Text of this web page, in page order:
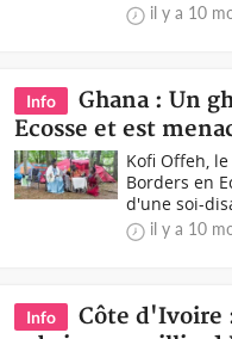
il y a 10
Info
Ghana : Un
Ecosse et est
Kofi Offeh,
Borders en
d'une soi-
il y a 10
Info
Côte d'Ivoire